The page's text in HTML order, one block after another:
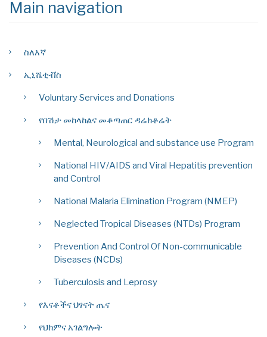
Main navigation
ስለእኛ
ኢኒሼቲቭስ
Voluntary Services and Donations
የበሽታ መከላከልና መቆጣጠር ዳሬክቶሬት
Mental, Neurological and substance use Program
National HIV/AIDS and Viral Hepatitis prevention
and Control
National Malaria Elimination Program (NMEP)
Neglected Tropical Diseases (NTDs) Program
Prevention And Control Of Non-communicable
Diseases (NCDs)
Tuberculosis and Leprosy
የእናቶችና ህፃናት ጤና
የህክምና አገልግሎት